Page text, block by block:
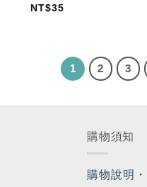
NT$35
1 2 3
購物須知
購物說明 ・